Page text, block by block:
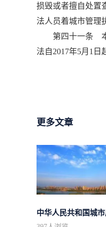
损毁或者擅自处
法人员着城市管
第四十一条 本
法自2017年5月1日
更多文章